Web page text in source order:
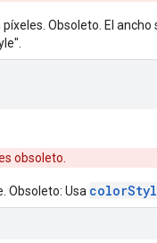
Obsoleto. El
obsoleto.
Obsoleto: Usa